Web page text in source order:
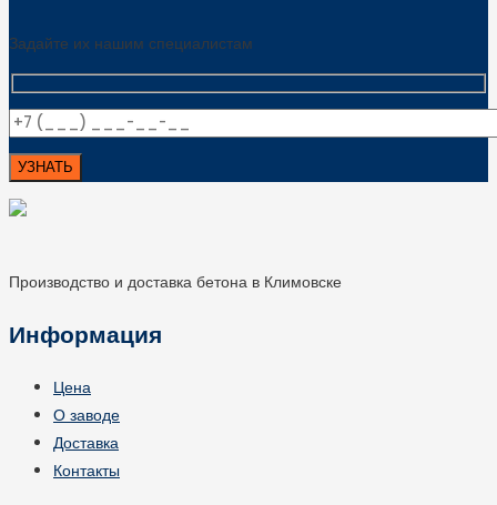
Задайте их нашим специалистам
Производство и доставка бетона в Климовске
Информация
Цена
О заводе
Доставка
Контакты